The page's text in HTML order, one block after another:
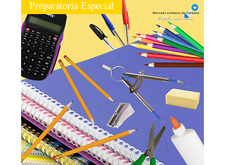
Preparatoria Especial